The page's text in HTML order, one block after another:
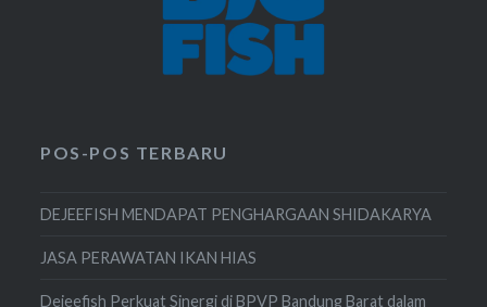
POS-POS TERBARU
DEJEEFISH MENDAPAT PENGHARGAAN SHIDAKARYA
JASA PERAWATAN IKAN HIAS
Dejeefish Perkuat Sinergi di BPVP Bandung Barat dalam